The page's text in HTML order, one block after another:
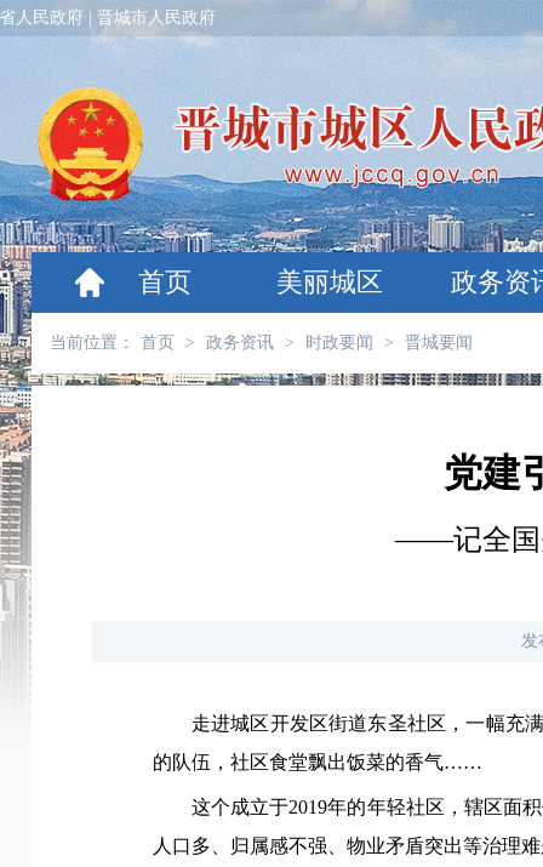
人民政府 晋城市人民政府
首页 美丽城区 政务资
当前位置： 首页 > 政务资讯 > 时政要闻 > 晋城要闻
党建
​——记全国
发
走进城区开发区街道东圣社区，一幅充
的队伍，社区食堂飘出饭菜的香气……
这个成立于2019年的年轻社区，辖区面
人口多、归属感不强、物业矛盾突出等治理